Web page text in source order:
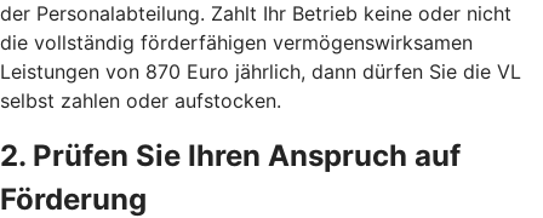
der Personalabteilung. Zahlt Ihr Betrieb keine oder nicht
die vollständig förderfähigen vermögenswirksamen
Leistungen von 870 Euro jährlich, dann dürfen Sie die VL
selbst zahlen oder aufstocken.
2. Prüfen Sie Ihren Anspruch auf
Förderung